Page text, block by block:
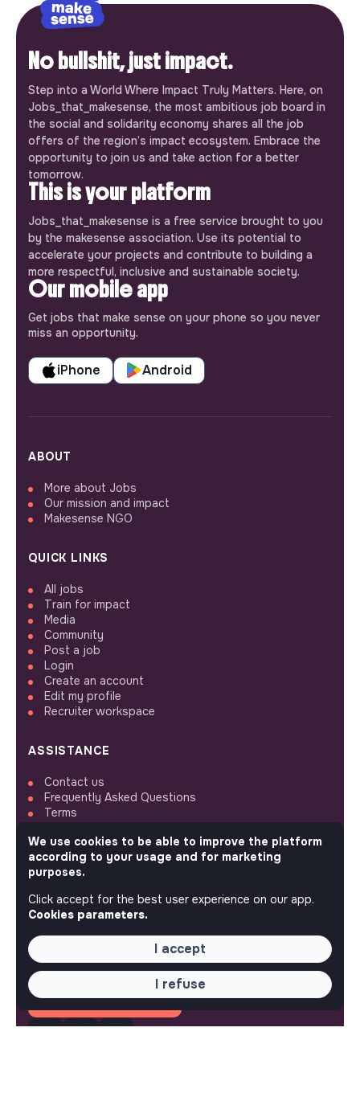
No bullshit, just impact.
Step into a World Where Impact Truly Matters. Here, on
Jobs_that_makesense, the most ambitious job board in
the social and solidarity economy shares all the job
offers of the region’s impact ecosystem. Embrace the
opportunity to join us and take action for a better
tomorrow.
This is your platform
Jobs_that_makesense is a free service brought to you
by the makesense association. Use its potential to
accelerate your projects and contribute to building a
more respectful, inclusive and sustainable society.
Our mobile app
Get jobs that make sense on your phone so you never
miss an opportunity.
iPhone Android
ABOUT
More about Jobs
Our mission and impact
Makesense NGO
QUICK LINKS
All jobs
Train for impact
Media
Community
Post a job
Login
Create an account
Edit my profile
Recruiter workspace
ASSISTANCE
Contact us
Frequently Asked Questions
Terms
SETTINGS
Languages or regions
Sitemap
Cookies parameters
FOLLOW US
We use cookies to be able to improve the platform
according to your usage and for marketing
purposes.
Click accept for the best user experience on our app.
Cookies parameters.
I accept
I refuse